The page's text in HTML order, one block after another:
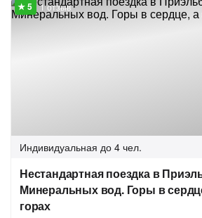
1 отзыв
Индивидуальная до 4 чел.
Нестандартная поездка в
Минеральных вод. Горы в
горах